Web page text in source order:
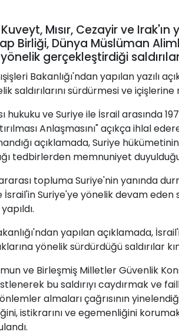
Mısır, Cezayir ve Irak'ın
Birliği, Dünya Müslüman
gerçekleştirdiği
Bakanlığı'ndan yapılan yazılı
saldırılarını sürdürmesi ve içişlerine
hukuku ve Suriye ile İsrail arasında
Anlaşmasını" açıkça ihlal
açıklamada, Suriye
tedbirlerden memnuniyet
topluma Suriye'nin yanında
Suriye'ye yönelik devam eden
yapılan açıklamada,
yönelik sürdürdüğü saldırılar
ve Birleşmiş Milletler Güvenlik
bu saldırıyı caydırmak ve
almaları çağrısının
istikrarını ve egemenliğini